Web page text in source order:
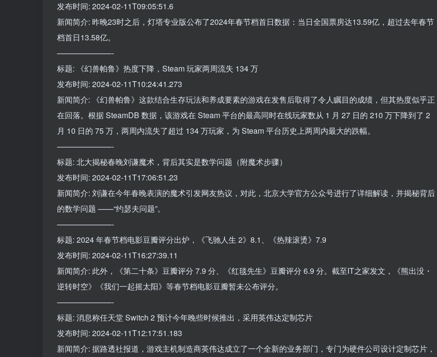
发布时间: 2024-02-11T09:05:51.6
新闻简介: 昨晚23时之后，灯塔专业版公布了2024年春节档首日数据：当日全国票房达13.59亿，超过去年春节
档首日13.58亿。
———————-
标题: 《幻兽帕鲁》热度下降，Steam 玩家两周流失 134 万
发布时间: 2024-02-11T10:24:41.273
新闻简介: 《幻兽帕鲁》这款结合生存玩法和养成要素的游戏在发售后取得了令人瞩目的成绩，但其热度似乎正
在回落。根据 SteamDB 数据，该游戏在 Steam 平台的最高同时在线玩家数从 1 月 27 日的 210 万下降到了 2
月 10 日的 75 万，两周内流失了超过 134 万玩家，为 Steam 平台历史上两周内最大的跌幅。
———————-
标题: 北大揭秘春晚刘谦魔术，背后其实是数学问题（附魔术步骤）
发布时间: 2024-02-11T17:06:51.23
新闻简介: 刘谦在今年春晚表演的魔术引发网友热议，对此，北京大学官方公众号进行了详细解读，并揭秘背后
的数学问题 ——“约瑟夫问题”。
———————-
标题: 2024 年春节档电影豆瓣评分出炉，《飞驰人生 2》8.1、《热辣滚烫》7.9
发布时间: 2024-02-11T16:27:39.11
新闻简介: 此外，《第二十条》豆瓣评分 7.9 分、《红毯先生》豆瓣评分 6.9 分。截至IT之家发文，《熊出没・
逆转时空》《我们一起摇太阳》等春节档电影豆瓣暂未公布评分。
———————-
标题: 消息称任天堂 Switch 2 预计今年晚些时候推出，采用英伟达定制芯片
发布时间: 2024-02-11T12:17:51.183
新闻简介: 据路透社报道，游戏主机制造商英伟达成立了一个全新的业务部门，专门为硬件公司设计定制芯片，